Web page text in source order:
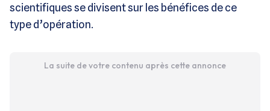
scientifiques se divisent sur les bénéfices de ce
type d’opération.
La suite de votre contenu après cette annonce